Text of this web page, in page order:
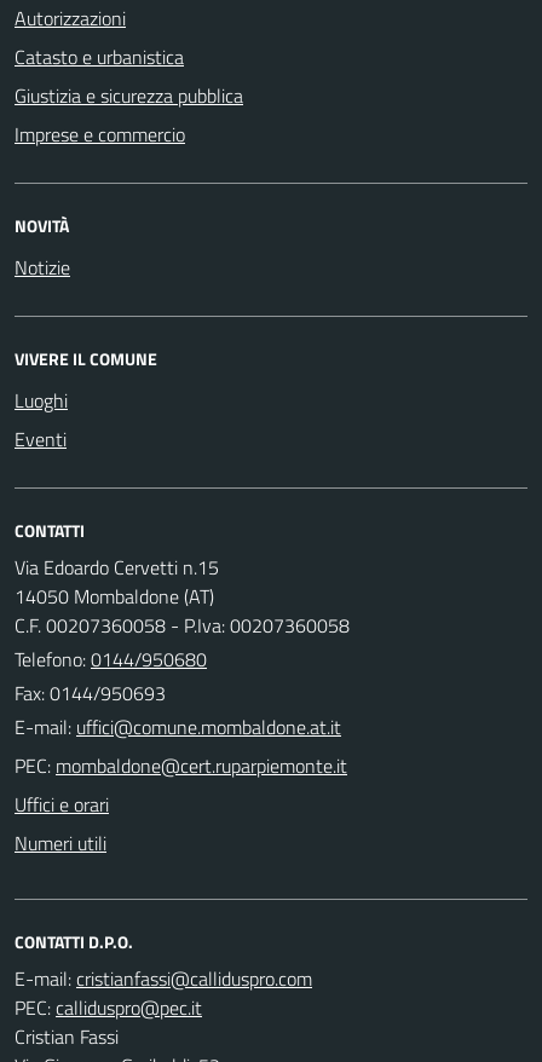
Autorizzazioni
Catasto e urbanistica
Giustizia e sicurezza pubblica
Imprese e commercio
NOVITÀ
Notizie
VIVERE IL COMUNE
Luoghi
Eventi
CONTATTI
Via Edoardo Cervetti n.15
14050 Mombaldone (AT)
C.F. 00207360058 - P.Iva: 00207360058
Telefono:0144/950680
Fax: 0144/950693
E-mail:
PEC:
Uffici e orari
Numeri utili
CONTATTI D.P.O.
E-mail:
PEC:
Cristian Fassi